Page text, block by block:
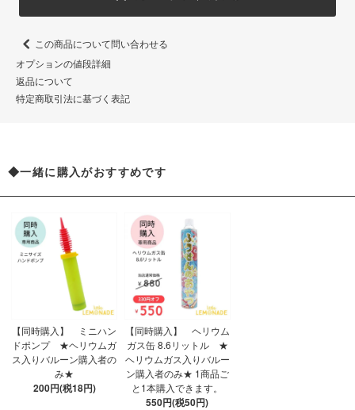
この商品について問い合わせる
オプションの値段詳細
返品について
特定商取引法に基づく表記
◆一緒に購入がおすすめです
【同時購入】 ミニハン
ドポンプ ★ヘリウムガ
ス入りバルーン購入者の
み★
200円(税18円)
【同時購入】 ヘリウム
ガス缶 8.6リットル ★
ヘリウムガス入りバルー
ン購入者のみ★ 1商品ご
と1本購入できます。
550円(税50円)